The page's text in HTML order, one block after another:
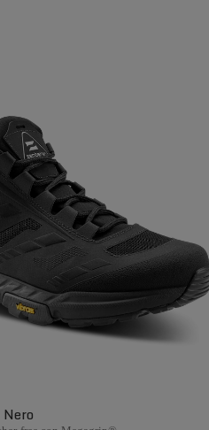
Nero